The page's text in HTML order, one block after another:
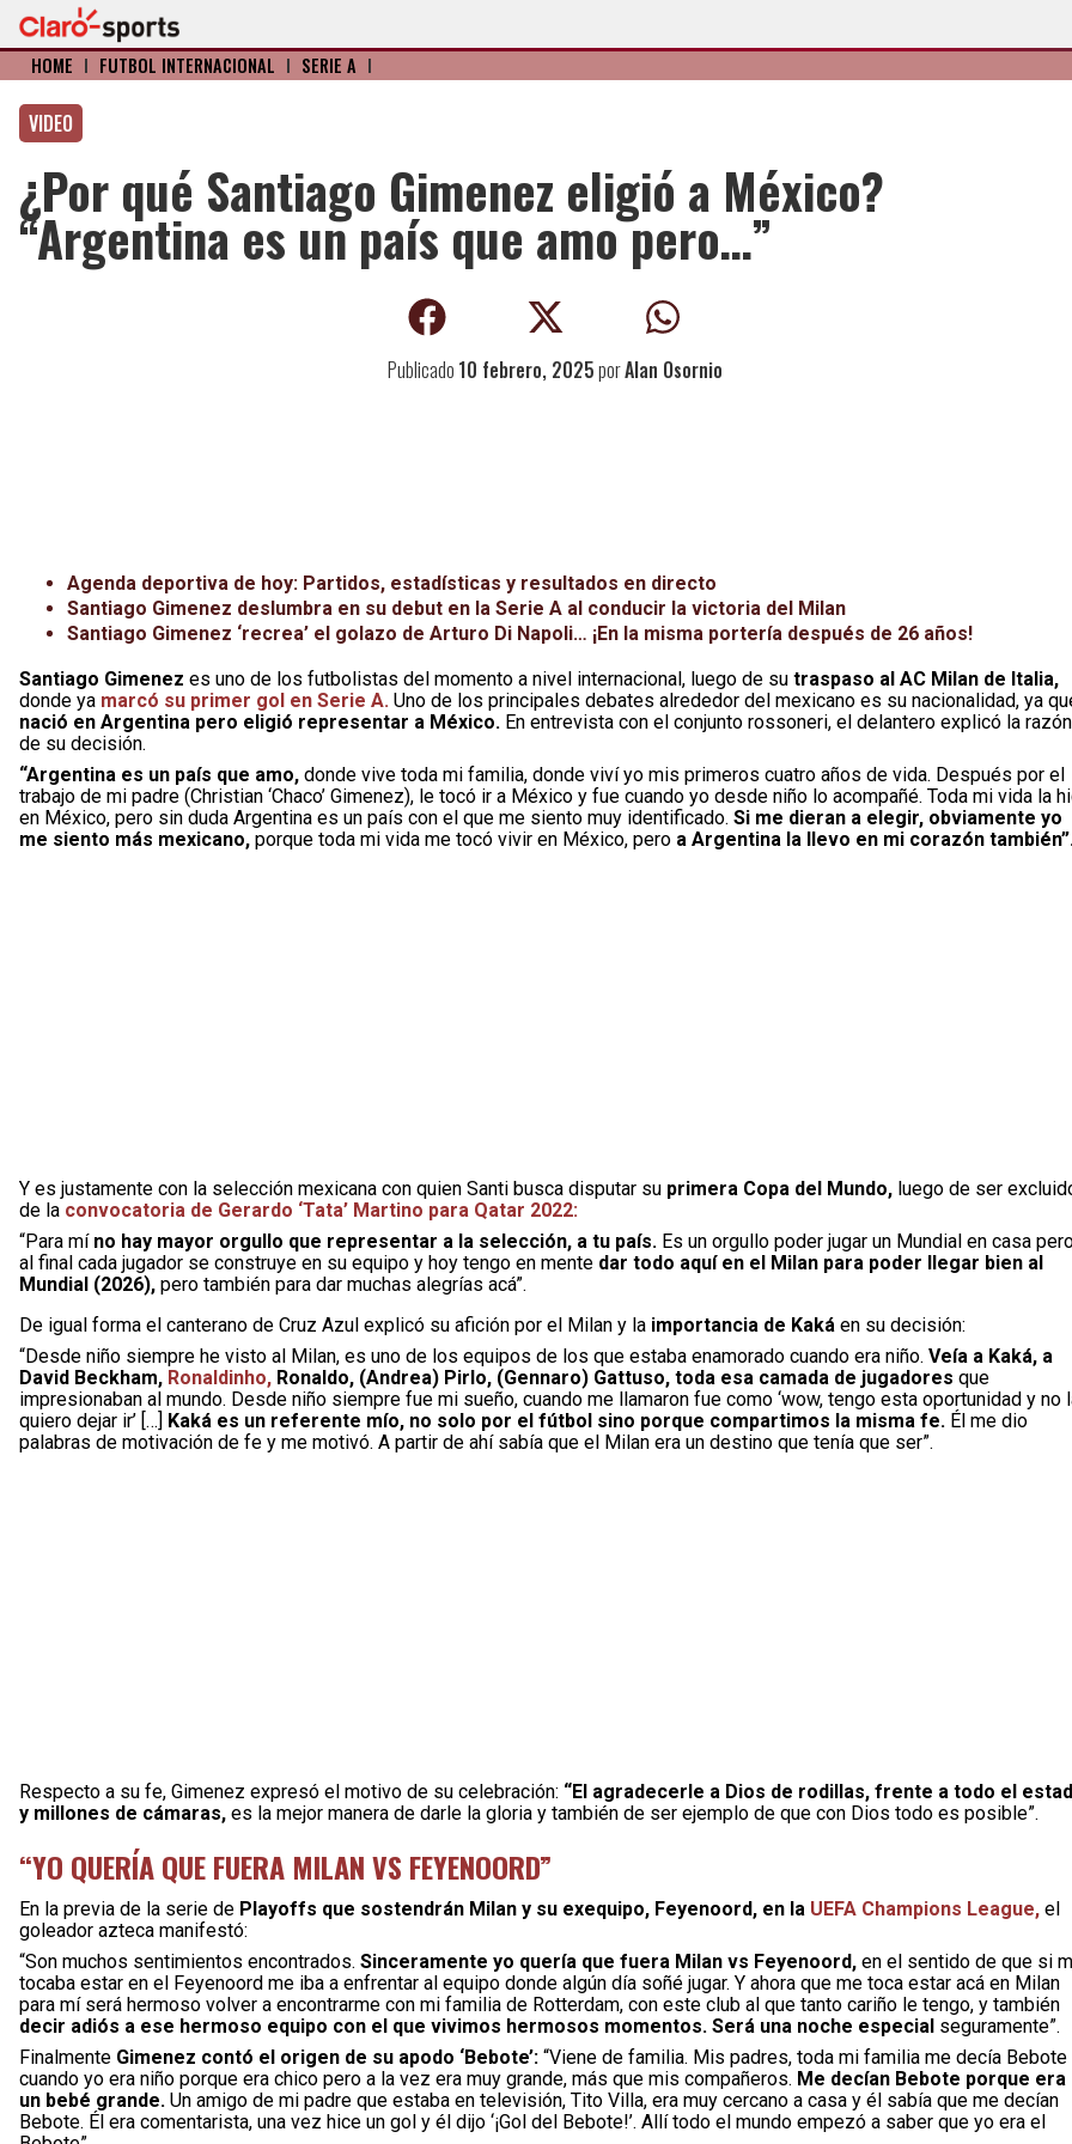
HOME I FÚTBOL INTERNACIONAL I SERIE A I
VIDEO
¿Por qué Santiago Gimenez eligió a México?
“Argentina es un país que amo pero…”
Publicado 10 febrero, 2025porAlan Osornio
Agenda deportiva de hoy: Partidos, estadísticas y resultados en directo
Santiago Gimenez deslumbra en su debut en la Serie A al conducir la victoria del Milan
Santiago Gimenez ‘recrea’ el golazo de Arturo Di Napoli… ¡En la misma portería después de 26 años!
Santiago Gimenez es uno de los futbolistas del momento a nivel internacional, luego de su traspaso al AC Milan de Italia,
donde ya marcó su primer gol en Serie A. Uno de los principales debates alrededor del mexicano es su nacionalidad, ya
nació en Argentina pero eligió representar a México. En entrevista con el conjunto rossoneri, el delantero explicó la razón
de su decisión.
“Argentina es un país que amo, donde vive toda mi familia, donde viví yo mis primeros cuatro años de vida. Después por el
trabajo de mi padre (Christian ‘Chaco’ Gimenez), le tocó ir a México y fue cuando yo desde niño lo acompañé. Toda mi vida la
en México, pero sin duda Argentina es un país con el que me siento muy identificado. Si me dieran a elegir, obviamente yo
me siento más mexicano, porque toda mi vida me tocó vivir en México, pero a Argentina la llevo en mi corazón
Y es justamente con la selección mexicana con quien Santi busca disputar su primera Copa del Mundo, luego de ser
de la convocatoria de Gerardo ‘Tata’ Martino para Qatar 2022:
“Para mí no hay mayor orgullo que representar a la selección, a tu país. Es un orgullo poder jugar un Mundial en casa
al final cada jugador se construye en su equipo y hoy tengo en mente dar todo aquí en el Milan para poder llegar bien al
Mundial (2026), pero también para dar muchas alegrías acá”.
De igual forma el canterano de Cruz Azul explicó su afición por el Milan y la importancia de Kaká en su decisión:
“Desde niño siempre he visto al Milan, es uno de los equipos de los que estaba enamorado cuando era niño. Veía a Kaká, a
David Beckham, Ronaldinho, Ronaldo, (Andrea) Pirlo, (Gennaro) Gattuso, toda esa camada de jugadores que
impresionaban al mundo. Desde niño siempre fue mi sueño, cuando me llamaron fue como ‘wow, tengo esta oportunidad y no
quiero dejar ir’ […] Kaká es un referente mío, no solo por el fútbol sino porque compartimos la misma fe. Él me dio
palabras de motivación de fe y me motivó. A partir de ahí sabía que el Milan era un destino que tenía que ser”.
Respecto a su fe, Gimenez expresó el motivo de su celebración: “El agradecerle a Dios de rodillas, frente a todo el
y millones de cámaras, es la mejor manera de darle la gloria y también de ser ejemplo de que con Dios todo es posible”.
“YO QUERÍA QUE FUERA MILAN VS FEYENOORD”
En la previa de la serie de Playoffs que sostendrán Milan y su exequipo, Feyenoord, en la UEFA Champions League, el
goleador azteca manifestó:
“Son muchos sentimientos encontrados. Sinceramente yo quería que fuera Milan vs Feyenoord, en el sentido de que si
tocaba estar en el Feyenoord me iba a enfrentar al equipo donde algún día soñé jugar. Y ahora que me toca estar acá en Milan
para mí será hermoso volver a encontrarme con mi familia de Rotterdam, con este club al que tanto cariño le tengo, y también
decir adiós a ese hermoso equipo con el que vivimos hermosos momentos. Será una noche especial seguramente”.
Finalmente Gimenez contó el origen de su apodo ‘Bebote’: “Viene de familia. Mis padres, toda mi familia me decía Bebote
cuando yo era niño porque era chico pero a la vez era muy grande, más que mis compañeros. Me decían Bebote porque era
un bebé grande. Un amigo de mi padre que estaba en televisión, Tito Villa, era muy cercano a casa y él sabía que me decían
Bebote. Él era comentarista, una vez hice un gol y él dijo ‘¡Gol del Bebote!’. Allí todo el mundo empezó a saber que yo era el